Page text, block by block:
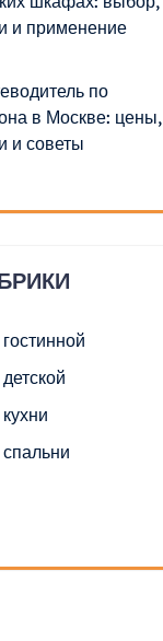
и применение
по
в Москве: цены,
и советы